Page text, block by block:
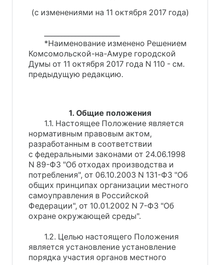
(с изменениями на 11 октября 2017 года)
*Наименование изменено Решением
Комсомольской-на-Амуре городской
Думы от 11 октября 2017 года N 110 - см.
предыдущую редакцию.
1. Общие положения
1.1. Настоящее Положение является
нормативным правовым актом,
разработанным в соответствии
с федеральными законами от 24.06.1998
N 89-ФЗ "Об отходах производства и
потребления", от 06.10.2003 N 131-ФЗ "Об
общих принципах организации местного
самоуправления в Российской
Федерации", от 10.01.2002 N 7-ФЗ "Об
охране окружающей среды".
1.2. Целью настоящего Положения
является установление установление
порядка участия органов местного